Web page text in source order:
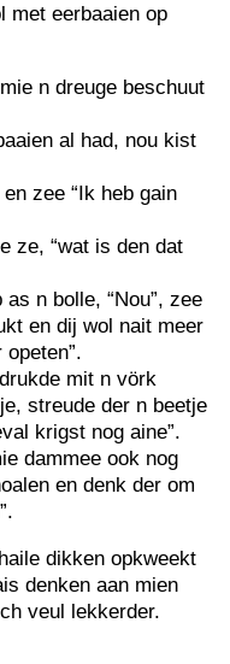
met eerbaaien op
n dreuge beschuut
al had, nou kist
zee “Ik heb gain
ze, “wat is den dat
n bolle, “Nou”, zee
en dij wol nait meer
mit n vörk
streude der n beetje
krigst nog aine”.
dammee ook nog
en denk der om
dikken opkweekt
denken aan mien
veul lekkerder.